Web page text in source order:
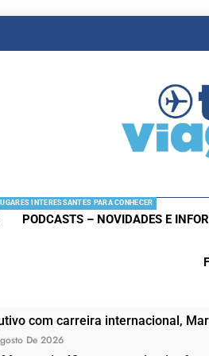
LUGARES INTERESSANTES PARA CONHECER
PODCASTS – NOVIDADES E
com carreira internacional,
De 2026